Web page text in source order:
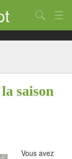
Chercher
saison
Vous avez